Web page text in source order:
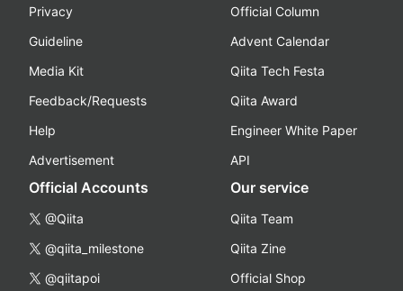
Privacy
Guideline
Media Kit
Feedback/Requests
Help
Advertisement
Official Column
Advent Calendar
Qiita Tech Festa
Qiita Award
Engineer White Paper
API
Official Accounts
@Qiita
@qiita_milestone
@qiitapoi
Our service
Qiita Team
Qiita Zine
Official Shop